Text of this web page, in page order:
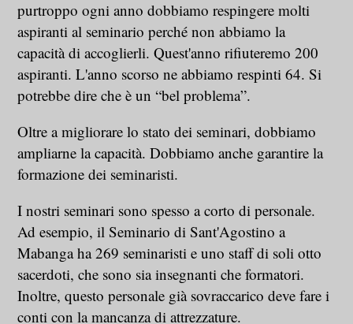
purtroppo ogni anno dobbiamo respingere molti
aspiranti al seminario perché non abbiamo la
capacità di accoglierli. Quest'anno rifiuteremo 200
aspiranti. L'anno scorso ne abbiamo respinti 64. Si
potrebbe dire che è un “bel problema”.
Oltre a migliorare lo stato dei seminari, dobbiamo
ampliarne la capacità. Dobbiamo anche garantire la
formazione dei seminaristi.
I nostri seminari sono spesso a corto di personale.
Ad esempio, il Seminario di Sant'Agostino a
Mabanga ha 269 seminaristi e uno staff di soli otto
sacerdoti, che sono sia insegnanti che formatori.
Inoltre, questo personale già sovraccarico deve fare i
conti con la mancanza di attrezzature.